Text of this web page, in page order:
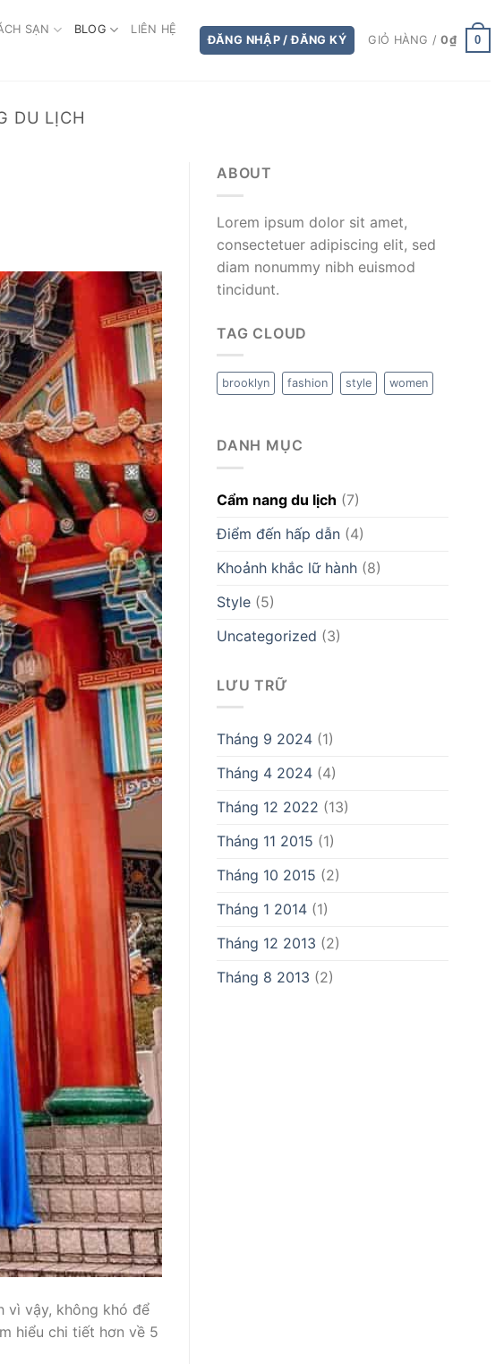
SẠN BLOG LIÊN HỆ
ĐĂNG NHẬP / ĐĂNG KÝ GIỎ HÀNG /0₫ 0
DU LỊCH
vì vậy, không khó để
hiểu chi tiết hơn về 5
ABOUT
Lorem ipsum dolor sit amet,
consectetuer adipiscing elit, sed
diam nonummy nibh euismod
tincidunt.
TAG CLOUD
brooklyn fashion style women
DANH MỤC
Cẩm nang du lịch (7)
Điểm đến hấp dẫn (4)
Khoảnh khắc lữ hành (8)
Style (5)
Uncategorized (3)
LƯU TRỮ
Tháng 9 2024 (1)
Tháng 4 2024 (4)
Tháng 12 2022 (13)
Tháng 11 2015 (1)
Tháng 10 2015 (2)
Tháng 1 2014 (1)
Tháng 12 2013 (2)
Tháng 8 2013 (2)